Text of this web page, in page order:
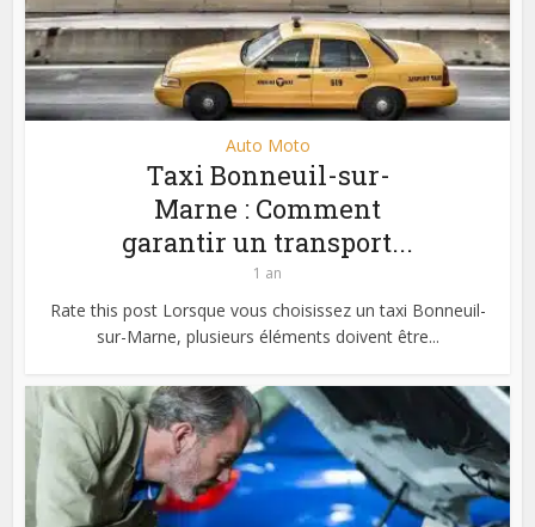
Auto Moto
Taxi Bonneuil-sur-
Marne : Comment
garantir un transport...
1 an
Rate this post Lorsque vous choisissez un taxi Bonneuil-
sur-Marne, plusieurs éléments doivent être...